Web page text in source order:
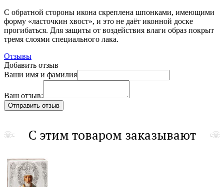
С обратной стороны икона скреплена шпонками, имеющими
форму «ласточкин хвост», и это не даёт иконной доске
прогибаться. Для защиты от воздействия влаги образ покрыт
тремя слоями специального лака.
Отзывы
Добавить отзыв
Ваши имя и фамилия
Ваш отзыв:
С этим товаром заказывают